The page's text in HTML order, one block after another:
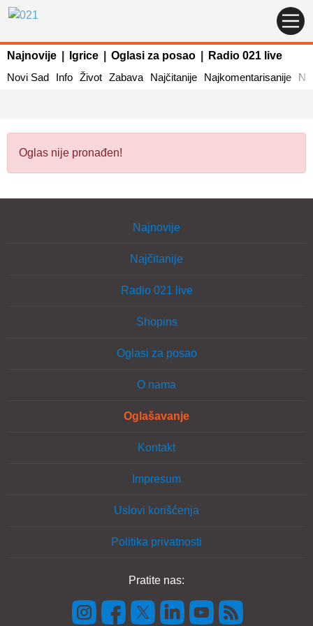
Najnovije Igrice Oglasi za posao
Radio 021 live
Novi Sad
Info Život Zabava Najčitanije Najkomentarisanije
Oglas nije pronađen!
Najnovije
Najčitanije
Radio 021 live
Shopins
Oglasi za posao
O nama
Oglašavanje
Kontakt
Impresum
Uslovi korišćenja
Politika privatnosti
Pratite nas: